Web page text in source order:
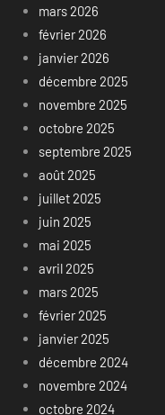
mars 2026
février 2026
janvier 2026
décembre 2025
novembre 2025
octobre 2025
septembre 2025
août 2025
juillet 2025
juin 2025
mai 2025
avril 2025
mars 2025
février 2025
janvier 2025
décembre 2024
novembre 2024
octobre 2024